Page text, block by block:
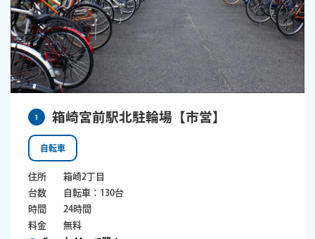
1 箱崎宮前駅北駐輪場【市営】
自転車
住所
箱崎2丁目
台数
自転車：130台
時間
24時間
料金
無料